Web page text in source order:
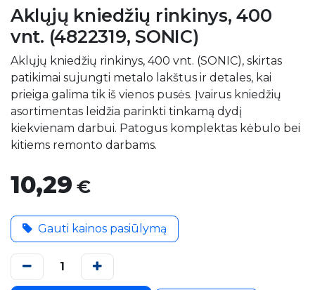
Aklųjų kniedžių rinkinys, 400
vnt. (4822319, SONIC)
Aklųjų kniedžių rinkinys, 400 vnt. (SONIC), skirtas
patikimai sujungti metalo lakštus ir detales, kai
prieiga galima tik iš vienos pusės. Įvairus kniedžių
asortimentas leidžia parinkti tinkamą dydį
kiekvienam darbui. Patogus komplektas kėbulo bei
kitiems remonto darbams.
10,29 €
Gauti kainos pasiūlymą